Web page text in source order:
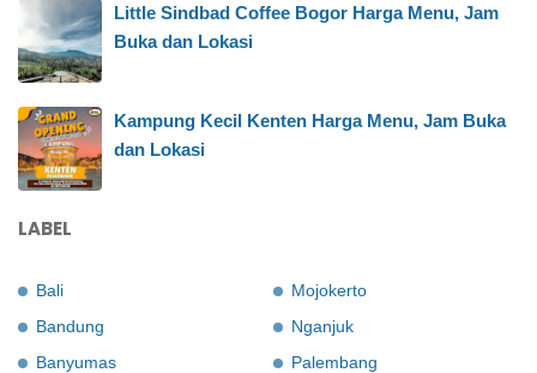
Little Sindbad Coffee Bogor Harga Menu, Jam
Buka dan Lokasi
Kampung Kecil Kenten Harga Menu, Jam Buka
dan Lokasi
LABEL
Bali
Bandung
Banyumas
Mojokerto
Nganjuk
Palembang